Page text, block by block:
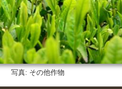
写真: その他作物